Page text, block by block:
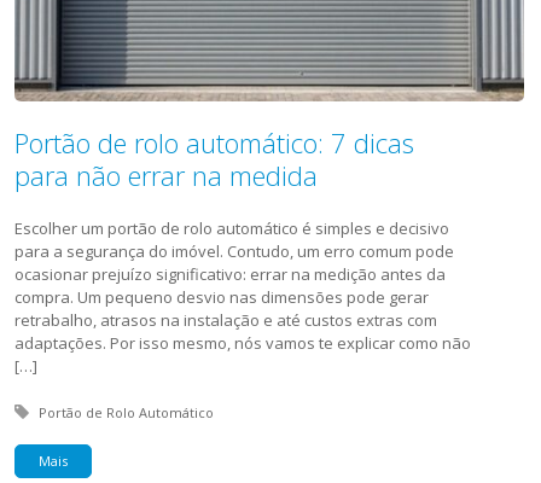
Portão de rolo automático: 7 dicas
para não errar na medida
Escolher um portão de rolo automático é simples e decisivo
para a segurança do imóvel. Contudo, um erro comum pode
ocasionar prejuízo significativo: errar na medição antes da
compra. Um pequeno desvio nas dimensões pode gerar
retrabalho, atrasos na instalação e até custos extras com
adaptações. Por isso mesmo, nós vamos te explicar como não
[…]
Tagged with:
Portão de Rolo Automático
Mais